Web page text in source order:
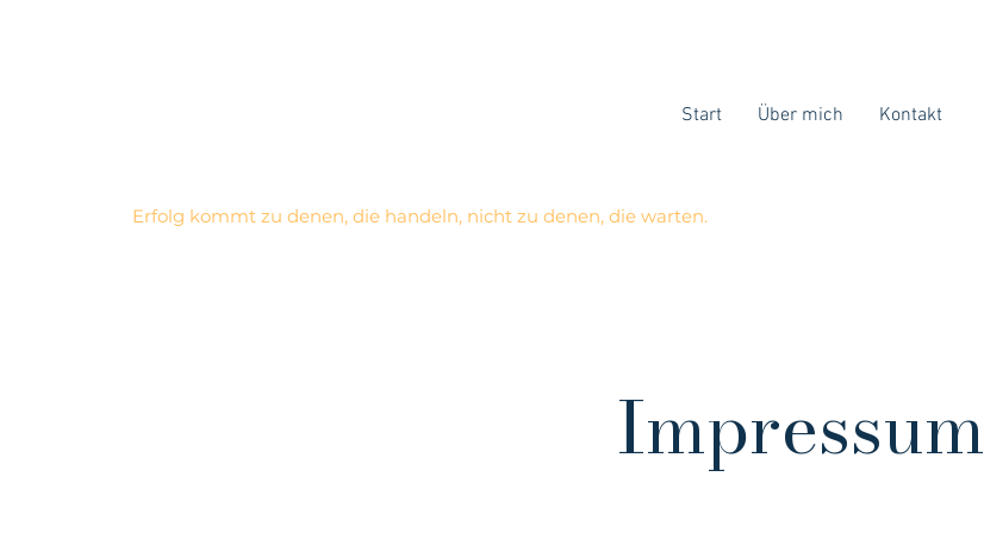
Start Über mich Kontakt
Erfolg kommt zu denen, die handeln, nicht zu denen, die warten.
Impressum